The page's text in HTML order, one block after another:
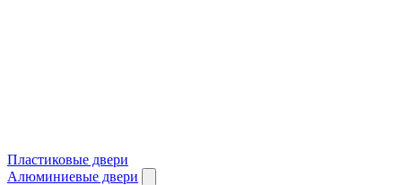
Пластиковые двери
Алюминиевые двери